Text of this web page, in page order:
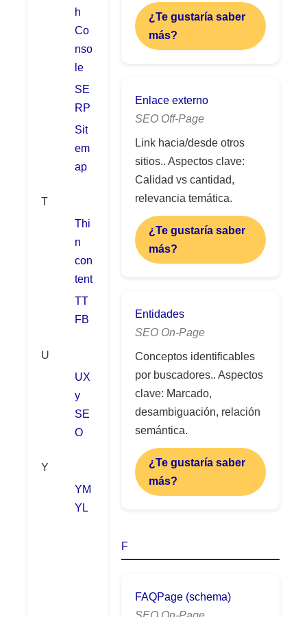
h
Co
nso
le
SE
RP
Sit
em
ap
T
Thi
n
con
tent
TT
FB
U
UX
y
SE
O
Y
YM
YL
¿Te gustaría saber
más?
Enlace externo
SEO Off-Page
Link hacia/desde otros
sitios.. Aspectos clave:
Calidad vs cantidad,
relevancia temática.
¿Te gustaría saber
más?
Entidades
SEO On-Page
Conceptos identificables
por buscadores.. Aspectos
clave: Marcado,
desambiguación, relación
semántica.
¿Te gustaría saber
más?
F
FAQPage (schema)